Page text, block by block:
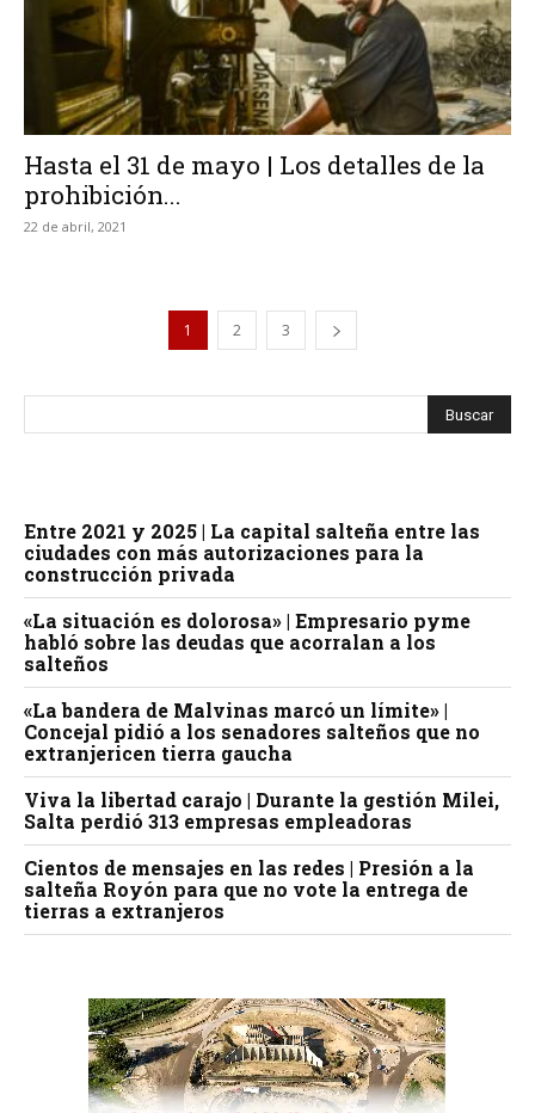
Hasta el 31 de mayo | Los detalles de la
prohibición...
22 de abril, 2021
1 2 3
Entre 2021 y 2025 | La capital salteña entre las
ciudades con más autorizaciones para la
construcción privada
«La situación es dolorosa» | Empresario pyme
habló sobre las deudas que acorralan a los
salteños
«La bandera de Malvinas marcó un límite» |
Concejal pidió a los senadores salteños que no
extranjericen tierra gaucha
Viva la libertad carajo | Durante la gestión Milei,
Salta perdió 313 empresas empleadoras
Cientos de mensajes en las redes | Presión a la
salteña Royón para que no vote la entrega de
tierras a extranjeros